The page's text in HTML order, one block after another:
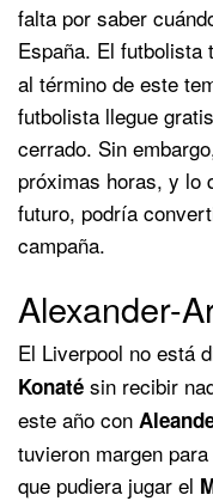
falta por saber
España. El futbolista
al término de este
futbolista llegue
cerrado. Sin
próximas horas, y lo
futuro, podría
campaña.
Alexander-
El Liverpool no está
Konaté sin recibir
este año con
tuvieron margen
que pudiera jugar el